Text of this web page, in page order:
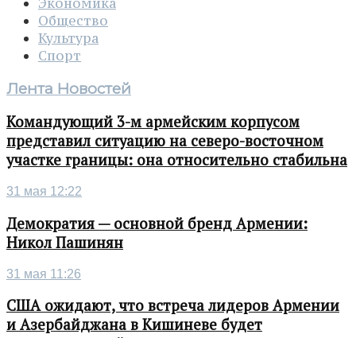
Общество
Культура
Спорт
Лента Новостей
Командующий 3-м армейским корпусом
представил ситуацию на северо-восточном
участке границы: она относительно стабильна
31 мая 12:22
Демократия — основной бренд Армении:
Никол Пашинян
31 мая 11:26
США ожидают, что встреча лидеров Армении
и Азербайджана в Кишиневе будет